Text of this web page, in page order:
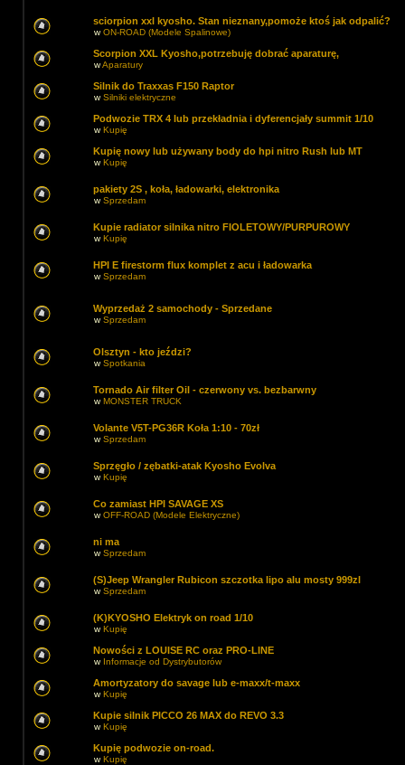
sciorpion xxl kyosho. Stan nieznany,pomoże ktoś jak odpalić?
wON-ROAD (Modele Spalinowe)
Scorpion XXL Kyosho,potrzebuję dobrać aparaturę,
wAparatury
Silnik do Traxxas F150 Raptor
wSilniki elektryczne
Podwozie TRX 4 lub przekładnia i dyferencjały summit 1/10
wKupię
Kupię nowy lub używany body do hpi nitro Rush lub MT
wKupię
pakiety 2S , koła, ładowarki, elektronika
wSprzedam
Kupie radiator silnika nitro FIOLETOWY/PURPUROWY
wKupię
HPI E firestorm flux komplet z acu i ładowarka
wSprzedam
Wyprzedaż 2 samochody - Sprzedane
wSprzedam
Olsztyn - kto jeździ?
wSpotkania
Tornado Air filter Oil - czerwony vs. bezbarwny
wMONSTER TRUCK
Volante V5T-PG36R Koła 1:10 - 70zł
wSprzedam
Sprzęgło / zębatki-atak Kyosho Evolva
wKupię
Co zamiast HPI SAVAGE XS
wOFF-ROAD (Modele Elektryczne)
ni ma
wSprzedam
(S)Jeep Wrangler Rubicon szczotka lipo alu mosty 999zl
wSprzedam
(K)KYOSHO Elektryk on road 1/10
wKupię
Nowości z LOUISE RC oraz PRO-LINE
w Informacje od Dystrybutorów
Amortyzatory do savage lub e-maxx/t-maxx
wKupię
Kupie silnik PICCO 26 MAX do REVO 3.3
wKupię
Kupię podwozie on-road.
wKupię